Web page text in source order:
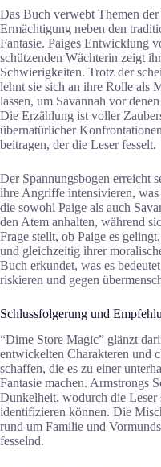
Das Buch verwebt Themen
Ermächtigung neben den
Fantasie. Paiges Entwicklung
schützenden Wächterin zeigt
Schwierigkeiten. Trotz der
lehnt sie sich an ihre Rolle als
lassen, um Savannah vor
Die Erzählung ist voller
übernatürlicher
beitragen, der die Leser fesselt.
Der Spannungsbogen erreicht
ihre Angriffe intensivieren,
die sowohl Paige als auch
den Atem anhalten, während
Frage stellt, ob Paige es
und gleichzeitig ihrer
Buch erkundet, was es
riskieren und gegen
Schlussfolgerung und
“Dime Store Magic” glänzt
entwickelten Charakteren und
schaffen, die es zu einer
Fantasie machen. Armstrongs
Dunkelheit, wodurch die Leser
identifizieren können. Die
rund um Familie und
fesselnd.